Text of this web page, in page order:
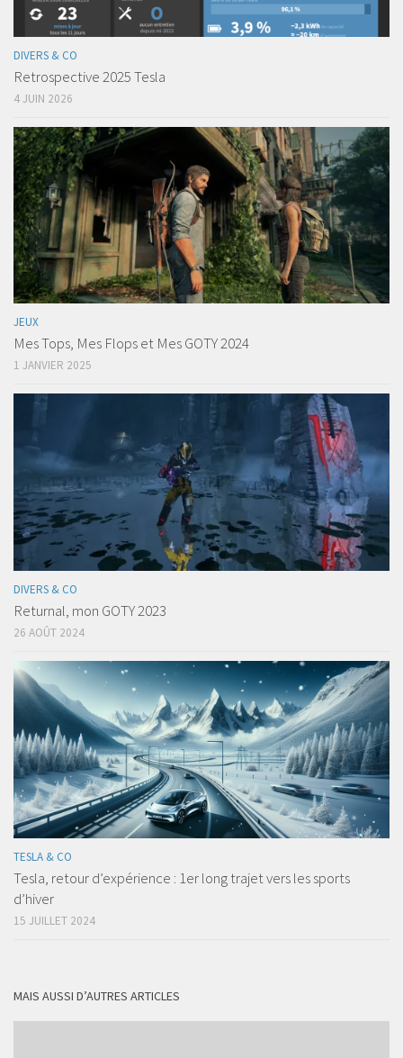
DIVERS & CO
Retrospective 2025 Tesla
4 JUIN 2026
JEUX
Mes Tops, Mes Flops et Mes GOTY 2024
1 JANVIER 2025
DIVERS & CO
Returnal, mon GOTY 2023
26 AOÛT 2024
TESLA & CO
Tesla, retour d’expérience : 1er long trajet vers les sports
d’hiver
15 JUILLET 2024
MAIS AUSSI D’AUTRES ARTICLES